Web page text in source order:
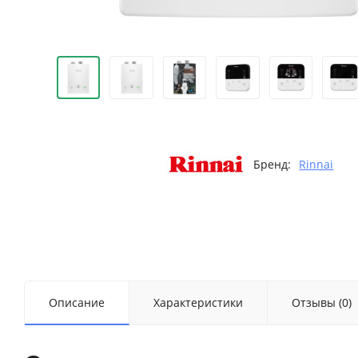
Бренд: Rinnai
Описание Характеристики Отзывы (0)